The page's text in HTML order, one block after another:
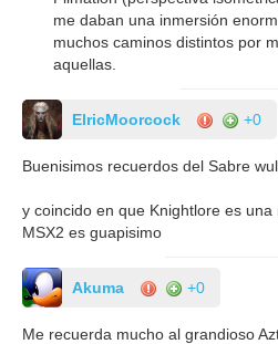
me daban una inmersión
muchos caminos distintos por
aquellas.
ElricMoorcock +0
Buenisimos recuerdos del Sabre
y coincido en que Knightlore es
MSX2 es guapisimo
Akuma +0
Me recuerda mucho al grandioso